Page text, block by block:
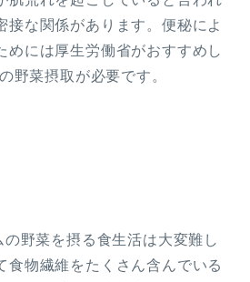
接な関係があります。便秘によ
めには厚生労働省がおすすめし
野菜摂取が必要です。
野菜を摂る食生活は大変難し
食物繊維をたくさん含んでいる